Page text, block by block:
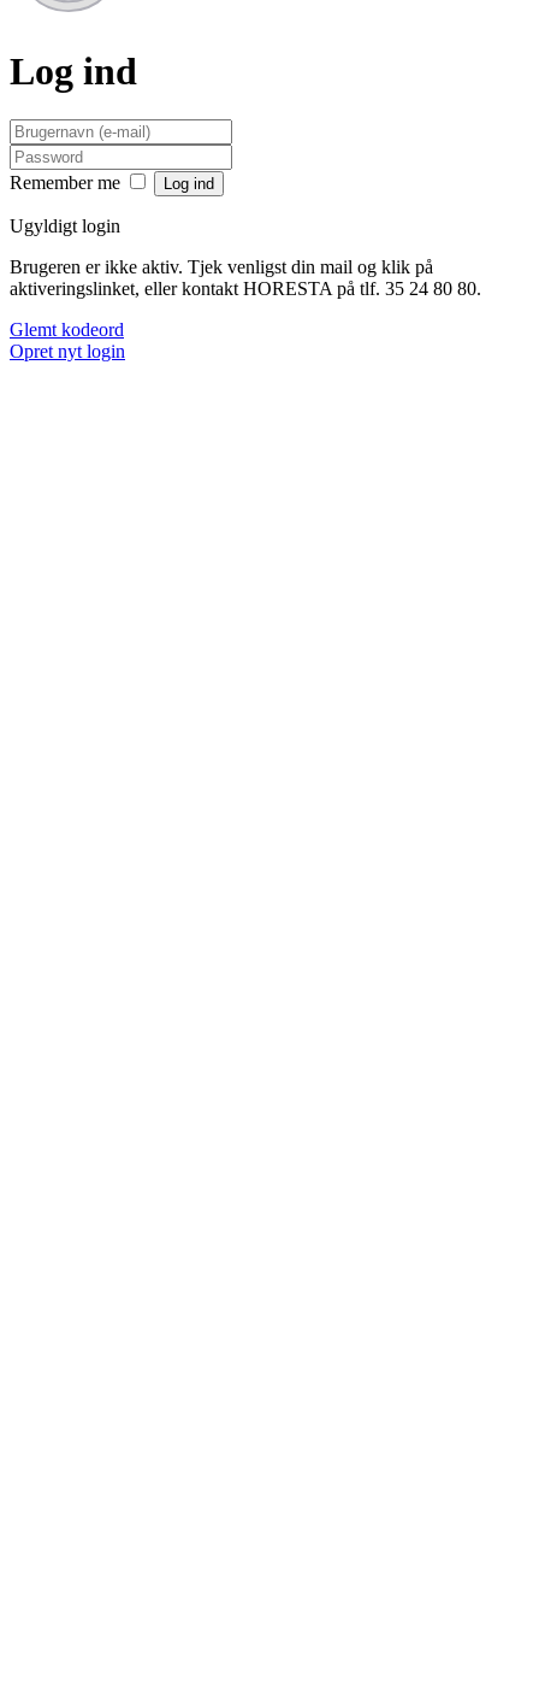
Log ind
Remember me
Ugyldigt login
Brugeren er ikke aktiv. Tjek venligst din mail og klik på
aktiveringslinket, eller kontakt HORESTA på tlf. 35 24 80 80.
Glemt kodeord
Opret nyt login